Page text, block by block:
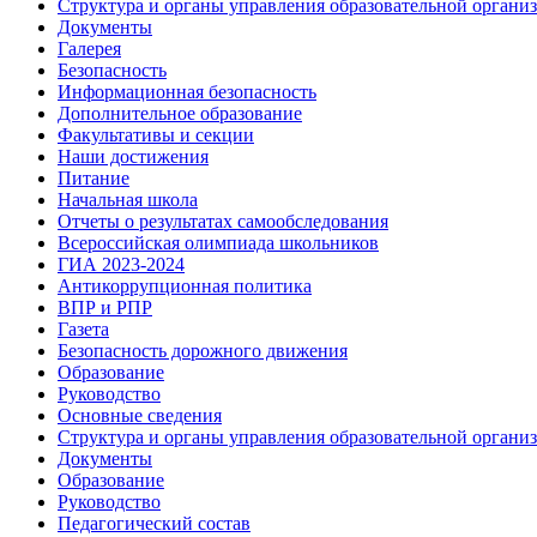
Структура и органы управления образовательной
Документы
Галерея
Безопасность
Информационная безопасность
Дополнительное образование
Факультативы и секции
Наши достижения
Питание
Начальная школа
Отчеты о результатах самообследования
Всероссийская олимпиада школьников
ГИА 2023-2024
Антикоррупционная политика
ВПР и РПР
Газета
Безопасность дорожного движения
Образование
Руководство
Основные сведения
Структура и органы управления образовательной
Документы
Образование
Руководство
Педагогический состав